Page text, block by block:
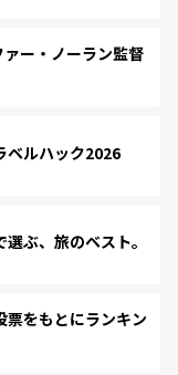
ー・ノーラン監督
ルハック2026
ぶ、旅のベスト。
をもとにランキン